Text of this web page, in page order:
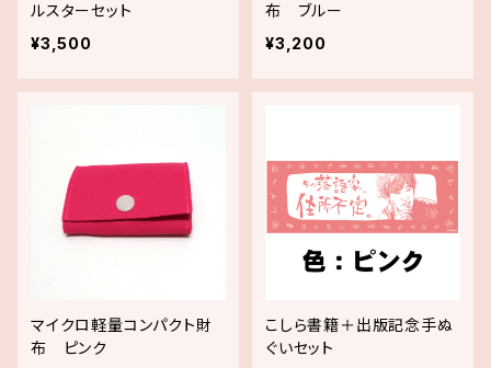
ルスターセット
¥3,500
布 ブルー
¥3,200
マイクロ軽量コンパクト財
布 ピンク
こしら書籍＋出版記念手ぬ
ぐいセット